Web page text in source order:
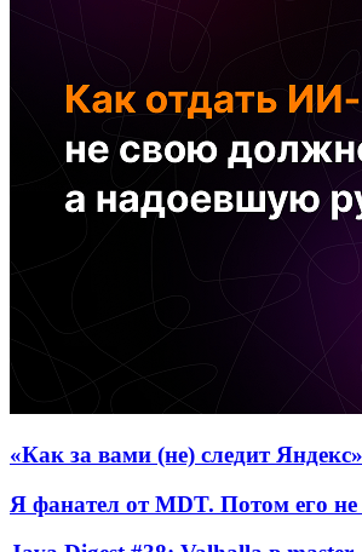
«Как за вами (не) следит
Я фанател от MDT. Потом его